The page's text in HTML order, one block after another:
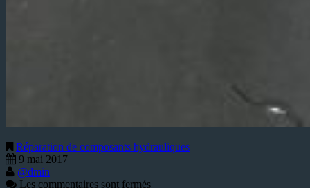
Réparation de composants hydrauliques
9 mai 2017
@dmin
Les commentaires sont fermés